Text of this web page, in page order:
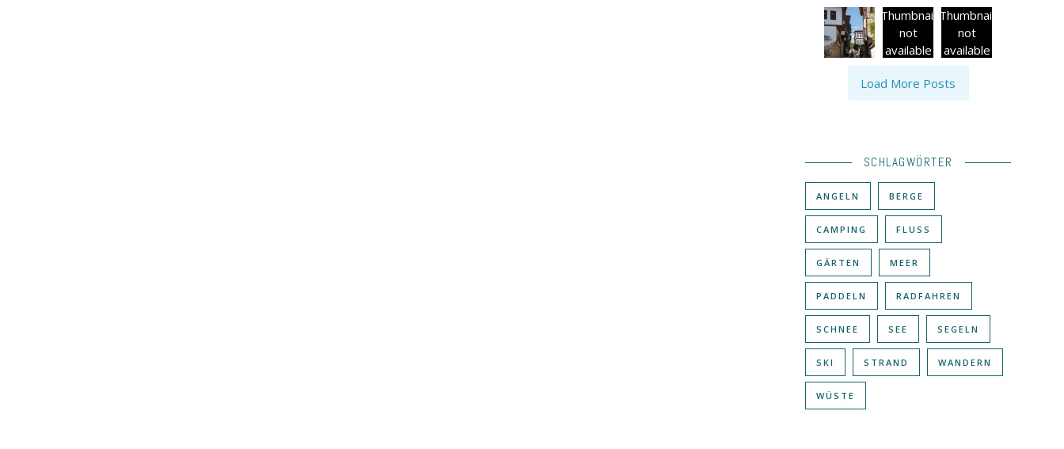
Thumbnail
not
available
Thumbnail
not
available
Load More Posts
SCHLAGWÖRTER
ANGELN BERGE
CAMPING FLUSS
GÄRTEN MEER
PADDELN RADFAHREN
SCHNEE SEE SEGELN
SKI STRAND WANDERN
WÜSTE